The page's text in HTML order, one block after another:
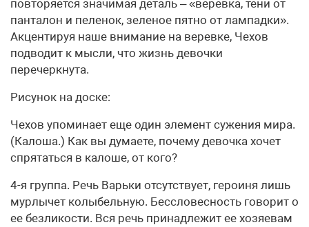
повторяется значимая деталь – «веревка, тени от
панталон и пеленок, зеленое пятно от лампадки».
Акцентируя наше внимание на веревке, Чехов
подводит к мысли, что жизнь девочки
перечеркнута.
Рисунок на доске:
Чехов упоминает еще один элемент сужения мира.
(Калоша.) Как вы думаете, почему девочка хочет
спрятаться в калоше, от кого?
4-я группа. Речь Варьки отсутствует, героиня лишь
мурлычет колыбельную. Бессловесность говорит о
ее безликости. Вся речь принадлежит ее хозяевам